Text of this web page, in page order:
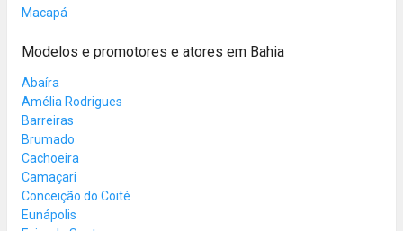
Macapá
Modelos e promotores e atores em Bahia
Abaíra
Amélia Rodrigues
Barreiras
Brumado
Cachoeira
Camaçari
Conceição do Coité
Eunápolis